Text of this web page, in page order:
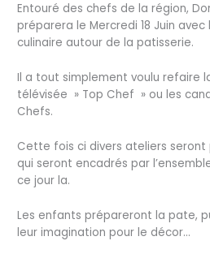
Entouré des chefs de la région,
préparera le Mercredi 18 Juin
culinaire autour de la patisserie.
Il a tout simplement voulu refaire
télévisée » Top Chef » ou les
Chefs.
Cette fois ci divers ateliers seront
qui seront encadrés par
ce jour la.
Les enfants prépareront la pate,
leur imagination pour le décor…